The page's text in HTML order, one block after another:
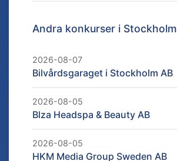
Andra konkurser i Stockholm
2026-08-07
Bilvårdsgaraget i Stockholm AB
2026-08-05
Blza Headspa & Beauty AB
2026-08-05
HKM Media Group Sweden AB